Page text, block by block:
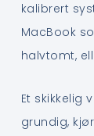
kalibrert
MacBook
halvtomt,
Et skikkelig
grundig,